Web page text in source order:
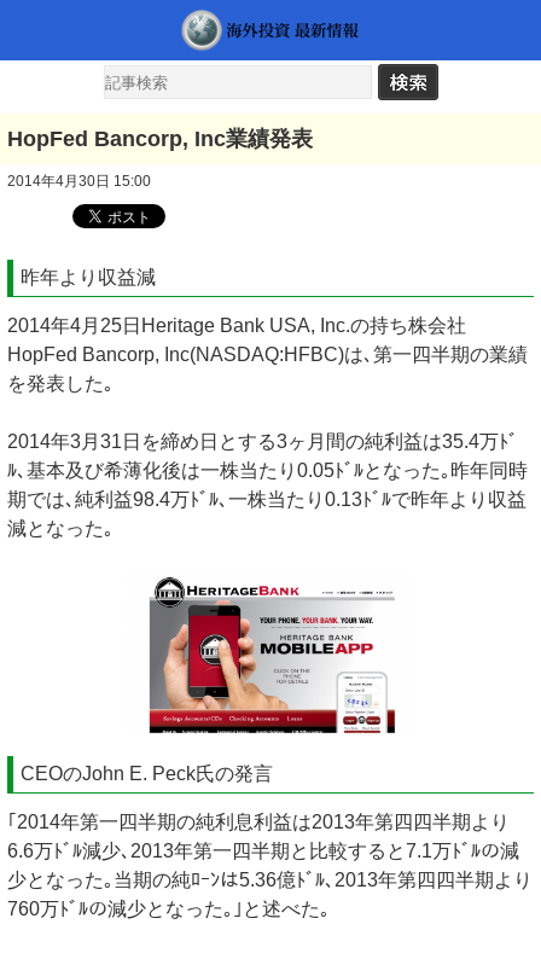
HopFed Bancorp, Inc業績発表
2014年4月30日 15:00
昨年より収益減
2014年4月25日Heritage Bank USA, Inc.の持ち株会社
HopFed Bancorp, Inc(NASDAQ:HFBC)は､第一四半期の業績
を発表した｡
2014年3月31日を締め日とする3ヶ月間の純利益は35.4万ﾄﾞ
ﾙ､基本及び希薄化後は一株当たり0.05ﾄﾞﾙとなった｡昨年同時
期では､純利益98.4万ﾄﾞﾙ､一株当たり0.13ﾄﾞﾙで昨年より収益
減となった｡
CEOのJohn E. Peck氏の発言
｢2014年第一四半期の純利息利益は2013年第四四半期より
6.6万ﾄﾞﾙ減少､2013年第一四半期と比較すると7.1万ﾄﾞﾙの減
少となった｡当期の純ﾛｰﾝは5.36億ﾄﾞﾙ､2013年第四四半期より
760万ﾄﾞﾙの減少となった｡｣と述べた｡